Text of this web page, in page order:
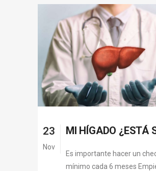
23
Nov
MI HÍGADO ¿ESTÁ
Es importante hacer un
mínimo cada 6 meses